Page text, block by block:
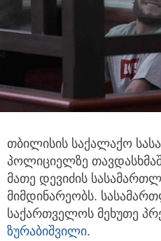
თბილისის საქალაქო
პოლიციელზე
მათე დევიძის
მიმდინარეობს.
საქართველოს მეხუთე
ზურაბიშვილი.